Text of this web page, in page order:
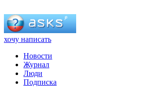
хочу написать
Новости
Журнал
Люди
Подписка